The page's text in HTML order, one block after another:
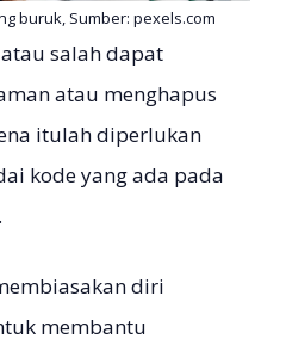
buruk, Sumber: pexels.com
salah dapat
atau menghapus
itulah diperlukan
kode yang ada pada
diri
membantu